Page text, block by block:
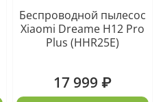
Беспроводной пылесос
Xiaomi Dreame H12 Pro
Plus (HHR25E)
17 999 ₽